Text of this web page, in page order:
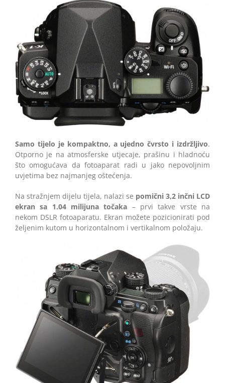
Samo tijelo je kompaktno, a ujedno čvrsto i izdržljivo.
Otporno je na atmosferske utjecaje, prašinu i hladnoću
što omogućava da fotoaparat radi u jako nepovoljnim
uvjetima bez najmanjeg oštećenja.
Na stražnjem dijelu tijela, nalazi se pomični 3,2 inčni LCD
ekran sa 1.04 milijuna točaka – prvi takve vrste na
nekom DSLR fotoaparatu. Ekran možete pozicionirati pod
željenim kutom u horizontalnom i vertikalnom položaju.